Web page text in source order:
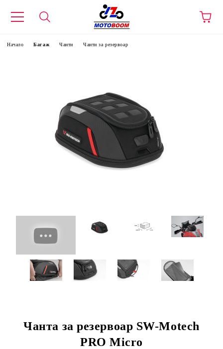
Начало Багаж Чанти Чанти за резервоар
Чанта за резервоар SW-Motech
PRO Micro